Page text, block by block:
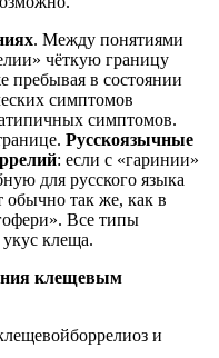
. Между понятиями
чёткую границу
пребывая в состоянии
симптомов
симптомов.
Русскоязычные
: если с «гаринии»
для русского языка
обычно так же, как в
Все типы
укус клеща.
клещевым
и